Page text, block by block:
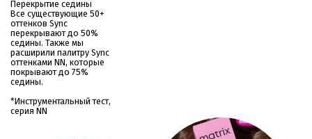
Перекрытие седины
Все существующие 50+
оттенков Sync
перекрывают до 50%
седины. Также мы
расширили палитру Sync
оттенками NN, которые
покрывают до 75%
седины.
*Инструментальный тест,
серия NN